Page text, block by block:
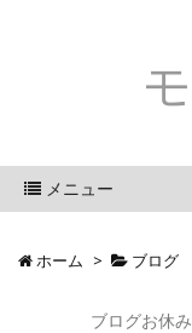
メニュー
ホーム > ブログ
ブログお休